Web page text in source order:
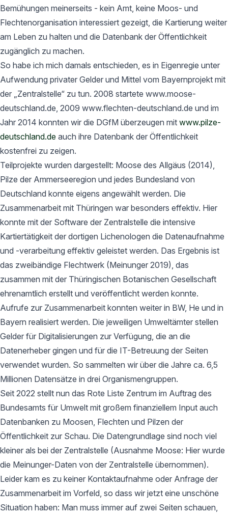
Bemühungen meinerseits - kein Amt, keine Moos- und
Flechtenorganisation interessiert gezeigt, die Kartierung weiter
am Leben zu halten und die Datenbank der Öffentlichkeit
zugänglich zu machen.
So habe ich mich damals entschieden, es in Eigenregie unter
Aufwendung privater Gelder und Mittel vom Bayernprojekt mit
der „Zentralstelle“ zu tun. 2008 startete www.moose-
deutschland.de, 2009 www.flechten-deutschland.de und im
Jahr 2014 konnten wir die DGfM überzeugen mit www.pilze-
deutschland.de auch ihre Datenbank der Öffentlichkeit
kostenfrei zu zeigen.
Teilprojekte wurden dargestellt: Moose des Allgäus (2014),
Pilze der Ammerseeregion und jedes Bundesland von
Deutschland konnte eigens angewählt werden. Die
Zusammenarbeit mit Thüringen war besonders effektiv. Hier
konnte mit der Software der Zentralstelle die intensive
Kartiertätigkeit der dortigen Lichenologen die Datenaufnahme
und -verarbeitung effektiv geleistet werden. Das Ergebnis ist
das zweibändige Flechtwerk (Meinunger 2019), das
zusammen mit der Thüringischen Botanischen Gesellschaft
ehrenamtlich erstellt und veröffentlicht werden konnte.
Aufrufe zur Zusammenarbeit konnten weiter in BW, He und in
Bayern realisiert werden. Die jeweiligen Umweltämter stellen
Gelder für Digitalisierungen zur Verfügung, die an die
Datenerheber gingen und für die IT-Betreuung der Seiten
verwendet wurden. So sammelten wir über die Jahre ca. 6,5
Millionen Datensätze in drei Organismengruppen.
Seit 2022 stellt nun das Rote Liste Zentrum im Auftrag des
Bundesamts für Umwelt mit großem finanziellem Input auch
Datenbanken zu Moosen, Flechten und Pilzen der
Öffentlichkeit zur Schau. Die Datengrundlage sind noch viel
kleiner als bei der Zentralstelle (Ausnahme Moose: Hier wurde
die Meinunger-Daten von der Zentralstelle übernommen).
Leider kam es zu keiner Kontaktaufnahme oder Anfrage der
Zusammenarbeit im Vorfeld, so dass wir jetzt eine unschöne
Situation haben: Man muss immer auf zwei Seiten schauen,